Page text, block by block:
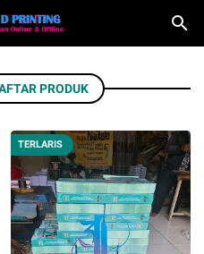
PRODUK
TERLARIS